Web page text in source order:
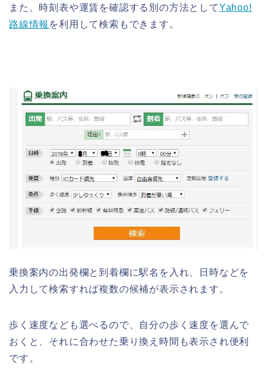
また、時刻表や運賃を確認する別の方法としてYahoo!
路線情報 を利用して検索もできます。
乗換案内の出発欄と到着欄に駅名を入れ、日時などを
入力して検索すれば複数の候補が表示されます。
歩く速度なども選べるので、自分の歩く速度を選んで
おくと、それに合わせた乗り換え時間も表示され便利
です。